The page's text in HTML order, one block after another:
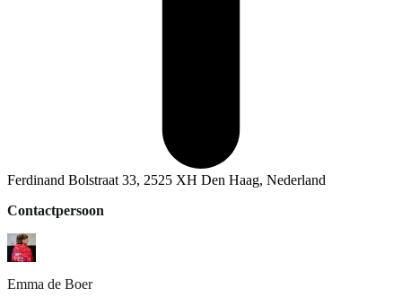
Ferdinand Bolstraat 33, 2525 XH Den Haag, Nederland
Contactpersoon
Emma de Boer